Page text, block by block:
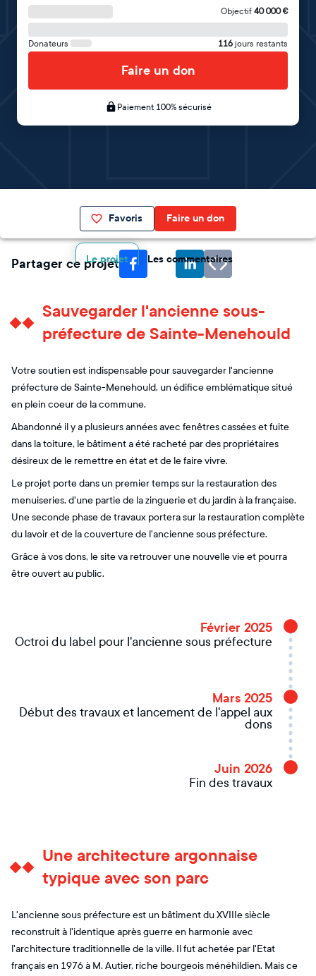
Objectif 40 000€
Donateurs 116 jours restants
Faire un don
Paiement 100% sécurisé
Favoris Faire un don
Le projet Les commentaires
Partager ce projet
Sauvegarder l'ancienne sous-
préfecture de Sainte-Menehould
Votre soutien est indispensable pour sauvegarder l'ancienne
préfecture de Sainte-Menehould, un édifice emblématique situé
en plein coeur de la commune.
Abandonné il y a plusieurs années avec fenêtres cassées et fuite
dans la toiture, le bâtiment a été racheté par des propriétaires
désireux de le remettre en état et de le faire vivre.
Le projet porte dans un premier temps sur la restauration des
menuiseries, d'une partie de la zinguerie et du jardin à la française.
Une seconde phase de travaux portera sur la restauration complète
du lavoir et de la couverture de l'ancienne sous préfecture.
Grâce à vos dons, le site va retrouver une nouvelle vie et pourra
être ouvert au public.
Février 2025
Octroi du label pour l'ancienne sous préfecture
Mars 2025
Début des travaux et lancement de l'appel aux
dons
Juin 2026
Fin des travaux
Une architecture argonnaise
typique avec son parc
L'ancienne sous préfecture est un bâtiment du XVIIIe siècle
reconstruit à l'identique après guerre en harmonie avec
l'architecture traditionnelle de la ville. Il fut achetée par l'Etat
français en 1976 à M. Autier, riche bourgeois ménéhildien. Mais ce